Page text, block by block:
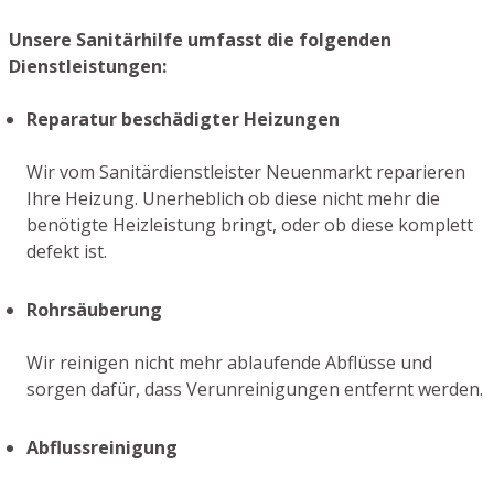
Unsere Sanitärhilfe umfasst die folgenden
Dienstleistungen:
Reparatur beschädigter Heizungen
Wir vom Sanitärdienstleister Neuenmarkt reparieren
Ihre Heizung. Unerheblich ob diese nicht mehr die
benötigte Heizleistung bringt, oder ob diese komplett
defekt ist.
Rohrsäuberung
Wir reinigen nicht mehr ablaufende Abflüsse und
sorgen dafür, dass Verunreinigungen entfernt werden.
Abflussreinigung